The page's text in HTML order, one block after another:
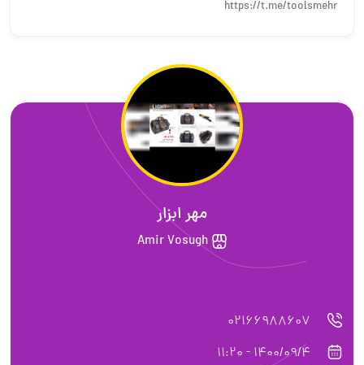
https://t.me/toolsmehr
مهر ابزار
Amir Vosugh
02166988607
1400/09/4 - 11:20